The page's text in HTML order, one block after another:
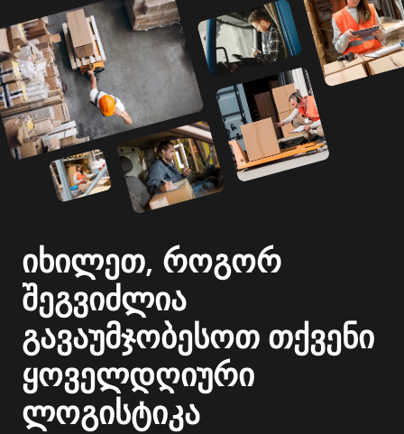
იხილეთ, როგორ
შეგვიძლია
გავაუმჯობესოთ თქვენი
ყოველდღიური
ლოგისტიკა